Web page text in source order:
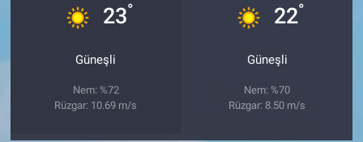
23°
Güneşli
Nem: %72
Rüzgar: 10.69 m/s
22°
Güneşli
Nem: %70
Rüzgar: 8.50 m/s